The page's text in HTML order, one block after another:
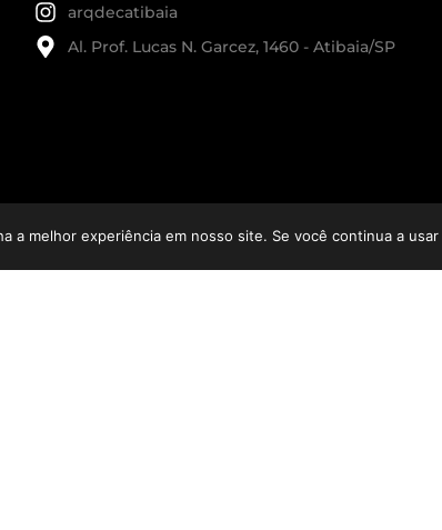
arqdecatibaia
Al. Prof. Lucas N. Garcez, 1460 - Atibaia/SP
a melhor experiência em nosso site. Se você continua a